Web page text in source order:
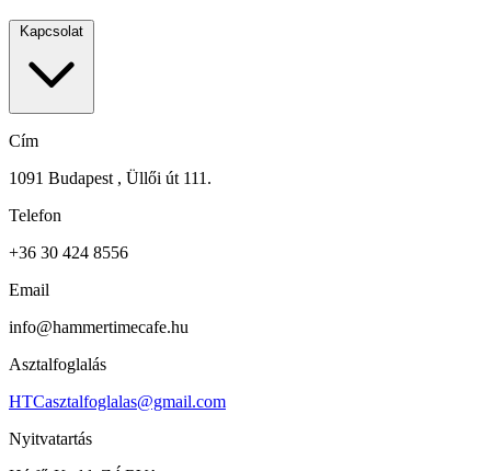
Kapcsolat
Cím
1091 Budapest , Üllői út 111.
Telefon
+36 30 424 8556
Email
info@hammertimecafe.hu
Asztalfoglalás
HTCasztalfoglalas@gmail.com
Nyitvatartás